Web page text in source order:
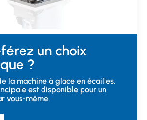
un choix
?
la machine à glace en écailles,
est disponible pour un
vous-même.